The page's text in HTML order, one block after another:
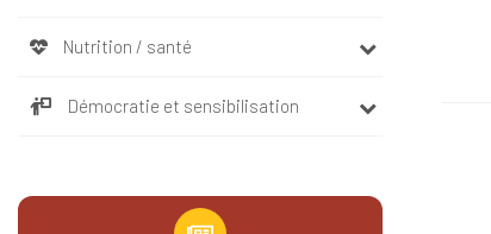
Nutrition / santé
Démocratie et sensibilisation